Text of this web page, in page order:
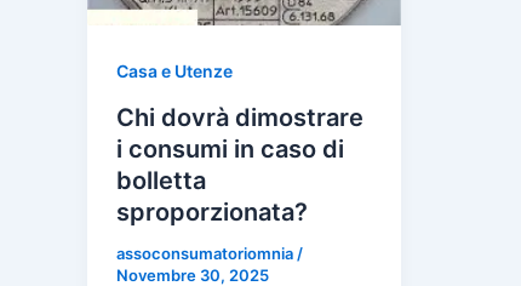
Casa e Utenze
Chi dovrà dimostrare
i consumi in caso di
bolletta
sproporzionata?
assoconsumatoriomnia /
Novembre 30, 2025